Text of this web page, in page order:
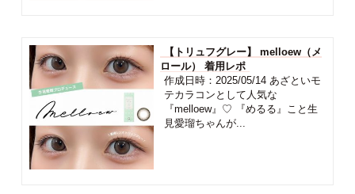
【トリュフグレー】 melloew（メ
ロール） 着用レポ
作成日時：2025/05/14 あざといモ
テカラコンとして人気な
『melloew』♡ 『めるる』こと生
見愛瑠ちゃんが...